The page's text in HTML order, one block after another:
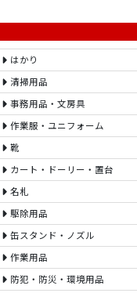
はかり
清掃用品
事務用品・文房具
作業服・ユニフォーム
靴
カート・ドーリー・置台
名札
駆除用品
缶スタンド・ノズル
作業用品
防犯・防災・環境用品